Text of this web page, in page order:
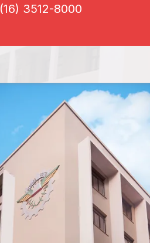
(16) 3512-8000